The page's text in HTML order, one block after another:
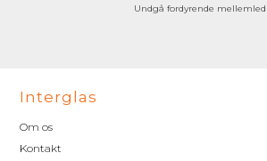
Undgå fordyrende mellemled
Interglas
Om os
Kontakt